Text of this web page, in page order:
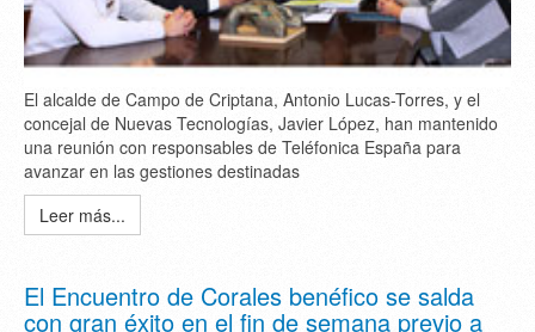
El alcalde de Campo de Criptana, Antonio Lucas-Torres, y el
concejal de Nuevas Tecnologías, Javier López, han mantenido
una reunión con responsables de Teléfonica España para
avanzar en las gestiones destinadas
Leer más...
El Encuentro de Corales benéfico se salda
con gran éxito en el fin de semana previo a